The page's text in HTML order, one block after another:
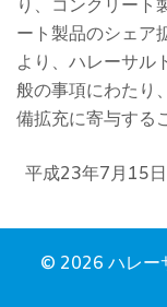
り、コンクリート
ート製品のシェア
より、ハレーサル
般の事項にわたり
備拡充に寄与する
平成23年7月15
© 2026 ハレー